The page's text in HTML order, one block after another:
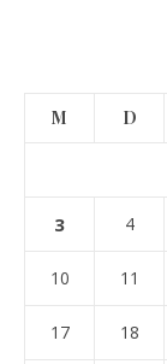
M D
3 4
10 11
17 18